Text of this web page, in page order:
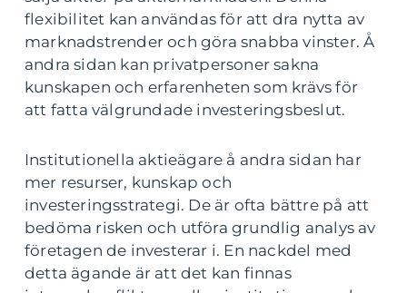
flexibilitet kan användas för att dra nytta av
marknadstrender och göra snabba vinster. Å
andra sidan kan privatpersoner sakna
kunskapen och erfarenheten som krävs för
att fatta välgrundade investeringsbeslut.
Institutionella aktieägare å andra sidan har
mer resurser, kunskap och
investeringsstrategi. De är ofta bättre på att
bedöma risken och utföra grundlig analys av
företagen de investerar i. En nackdel med
detta ägande är att det kan finnas